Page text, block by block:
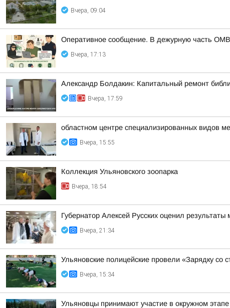
Вчера, 09:04
Оперативное сообщение. В дежурную часть
Вчера, 17:13
Александр Болдакин: Капитальный ремонт
Вчера, 17:59
областном центре специализированных видов
Вчера, 15:55
Коллекция Ульяновского зоопарка
Вчера, 18:54
Губернатор Алексей Русских оценил
Вчера, 21:34
Ульяновские полицейские провели «Зарядку
Вчера, 15:34
Ульяновцы принимают участие в окружном